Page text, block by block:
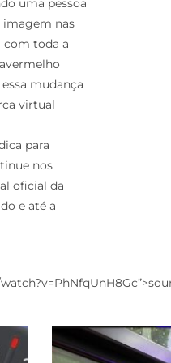
uma pessoa
imagem nas
com toda a
mudança
virtual
para
nos
oficial da
e até a